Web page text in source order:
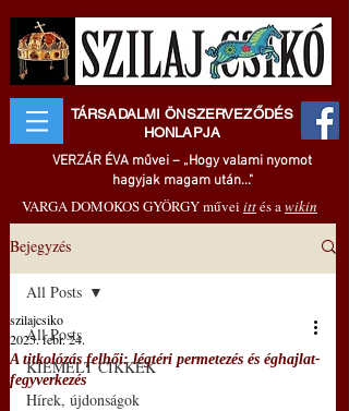
TÁRSADALMI ÖNSZERVEZŐDÉS
HONLAPJA
VERZÁR ÉVA művei – „Hogy valami nyomot
hagyjak magam után..."
VARGA DOMOKOS GYÖRGY művei ittés awikin
Bejegyzés
All Posts
KIEMELT CIKKEK
Hírek, újdonságok
All Posts
A titkolózás felhői: légtéri permetezés és éghajlat-
fegyverkezés
szilajcsiko
2025. febr. 24.